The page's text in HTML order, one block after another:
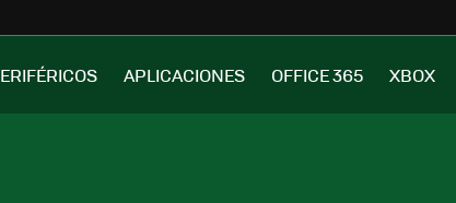
APLICACIONES OFFICE 365 XBOX